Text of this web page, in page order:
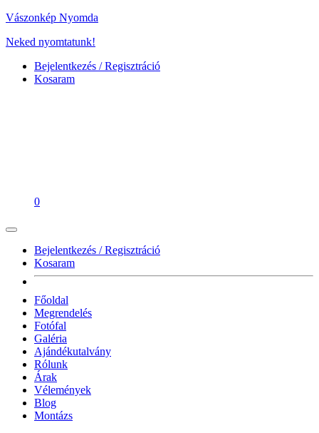
Vászonkép Nyomda
Neked nyomtatunk!
Bejelentkezés / Regisztráció
Kosaram
0
Bejelentkezés / Regisztráció
Kosaram
Főoldal
Megrendelés
Fotófal
Galéria
Ajándékutalvány
Rólunk
Árak
Vélemények
Blog
Montázs